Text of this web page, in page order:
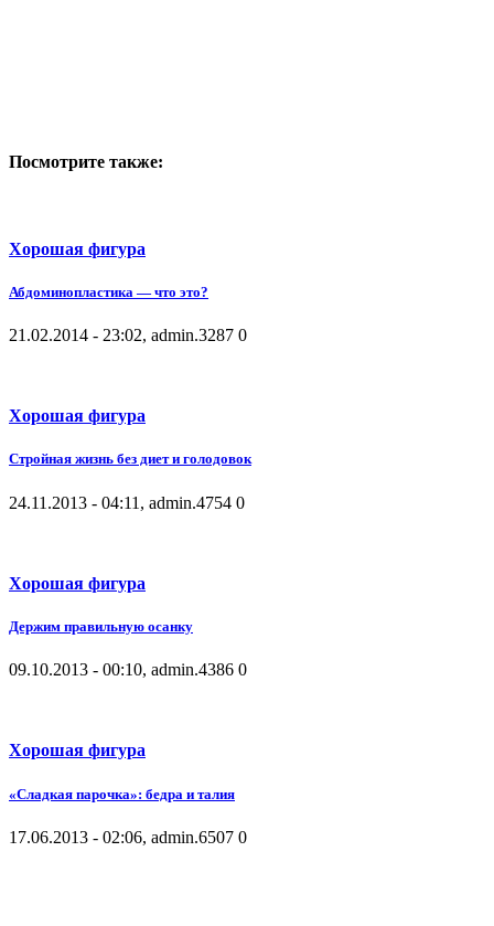
Посмотрите также:
Хорошая фигура
Абдоминопластика — что это?
21.02.2014 - 23:02, admin.3287 0
Хорошая фигура
Стройная жизнь без диет и голодовок
24.11.2013 - 04:11, admin.4754 0
Хорошая фигура
Держим правильную осанку
09.10.2013 - 00:10, admin.4386 0
Хорошая фигура
«Сладкая парочка»: бедра и талия
17.06.2013 - 02:06, admin.6507 0